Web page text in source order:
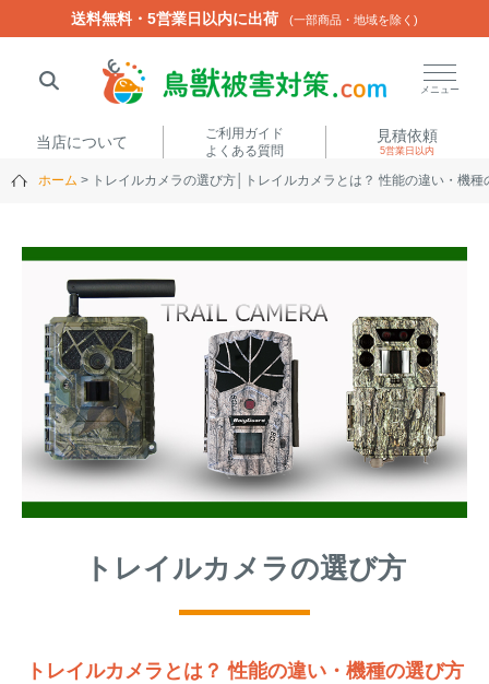
送料無料・5営業日以内に出荷 (一部商品・地域を除く)
メニュー
当店について
ご利用ガイド
よくある質問
見積依頼
5営業日以内
ホーム トレイルカメラの選び方│トレイルカメラとは？ 性能の違い・機
トレイルカメラの選び方
トレイルカメラとは？ 性能の違い・機種の選び方
送料無料・5営業日以内に出荷 (一部商品・地域を除く)
閉じる
楽落くんハイトシェルター侵入禁刺イノシッシ
いのししくんTREL4G-R
アニマルセンサー
商品カテゴリから選ぶ
電気柵
トレイルカメラ（セン
屋外防犯・監視カメ
知・遠隔監視）
箱わな （アライグマ・ハ
クビシン・ネズミ等）
くくり罠（イノシシ・
苗木食害防止材